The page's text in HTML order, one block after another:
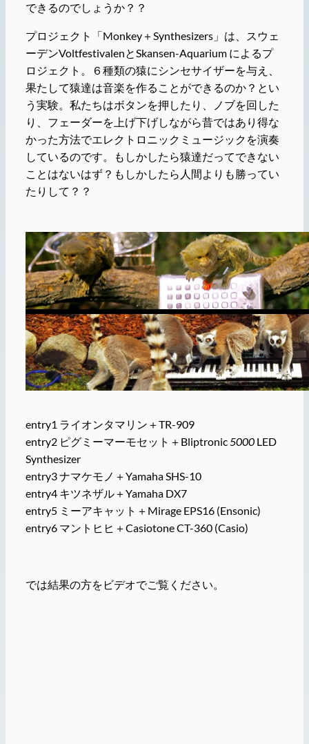
できるのでしょうか？？
プロジェクト「Monkey＋Synthesizers」は、スウェ
ーデンVoltfestivalenとSkansen-Aquarium によるプ
ロジェクト。６種類の猿にシンセサイザーを与え、
果たして猿達は音楽を作ることができるのか？とい
う実験。私たちはボタンを押したり、ノブを回した
り、フェーダーを上げ下げしながら昔ではあり得な
かった方法でエレクトロニックミュージックを演奏
しているのです。もしかしたら猿達だってできない
ことはないはず？もしかしたら人間よりも勝ってい
たりして？？
entry1 ライオンタマリン＋TR-909
entry2 ピグミーマーモセット＋Bliptronic 5000LED
Synthesizer
entry3 ナマケモノ＋Yamaha SHS-10
entry4 キツネザル＋Yamaha DX7
entry5 ミーアキャット＋Mirage EPS16 (Ensonic)
entry6 マントヒヒ＋Casiotone CT-360 (Casio)
では結果の方をビデオでご覧ください。